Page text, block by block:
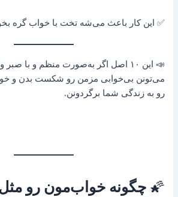
✅ این کار باعث می‌شه تخت با خواب گره
📣 این ۱۰ اصل اگر به‌صورت منظم و با
می‌تونن بی‌خوابی مزمن رو شکست بدن و
رو به زندگی شما برگردونن.
🌠چگونه خواب‌مون رو